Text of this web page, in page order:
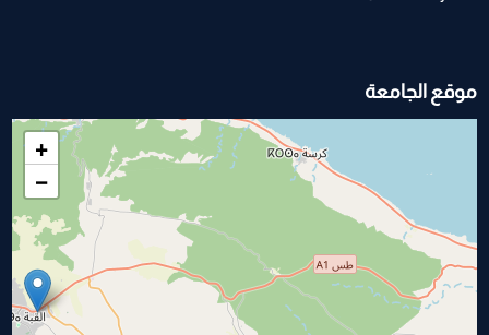
موقع الجامعة
+
−